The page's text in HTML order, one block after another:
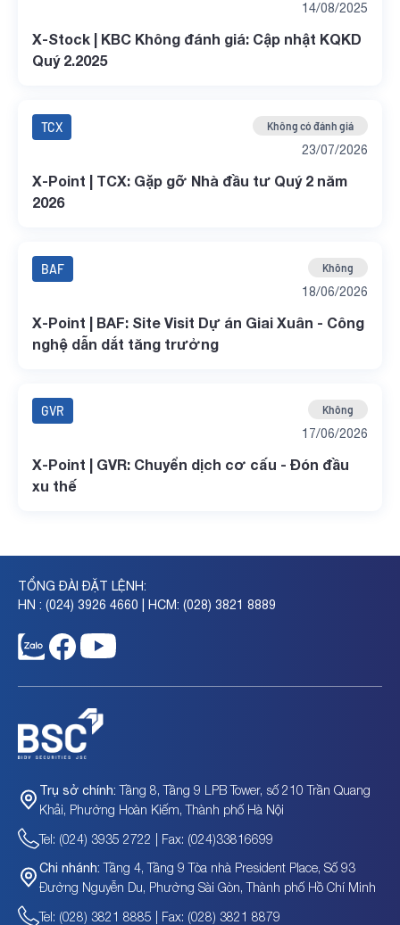
14/08/2025
X-Stock | KBC Không đánh giá: Cập nhật KQKD
Quý 2.2025
TCX Không có đánh giá
23/07/2026
X-Point | TCX: Gặp gỡ Nhà đầu tư Quý 2 năm
2026
BAF Không
18/06/2026
X-Point | BAF: Site Visit Dự án Giai Xuân - Công
nghệ dẫn dắt tăng trưởng
GVR Không
17/06/2026
X-Point | GVR: Chuyển dịch cơ cấu - Đón đầu
xu thế
TỔNG ĐÀI ĐẶT LỆNH:
HN : (024) 3926 4660 | HCM: (028) 3821 8889
Trụ sở chính: Tầng 8, Tầng 9 LPB Tower, số 210 Trần Quang
Khải, Phường Hoàn Kiếm, Thành phố Hà Nội
Tel: (024) 3935 2722 | Fax: (024)33816699
Chi nhánh: Tầng 4, Tầng 9 Tòa nhà President Place, Số 93
Đường Nguyễn Du, Phường Sài Gòn, Thành phố Hồ Chí Minh
Tel: (028) 3821 8885 | Fax: (028) 3821 8879